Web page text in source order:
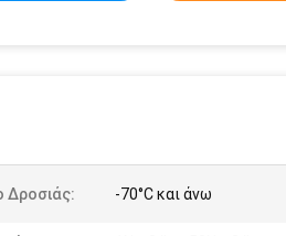
Δροσιάς: -70°C και άνω